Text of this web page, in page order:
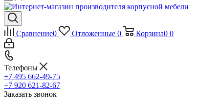
Сравнение0 Отложенные 0 Корзина0 0
Телефоны
+7 495 662-49-75
+7 920 621-82-67
Заказать звонок